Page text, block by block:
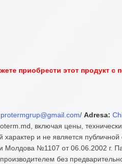
приобрести этот продукт с
protermgrup@gmail.com/Adresa:
включая цены,
и не является
Молдова №1107 от 06.06.2002 г.
без